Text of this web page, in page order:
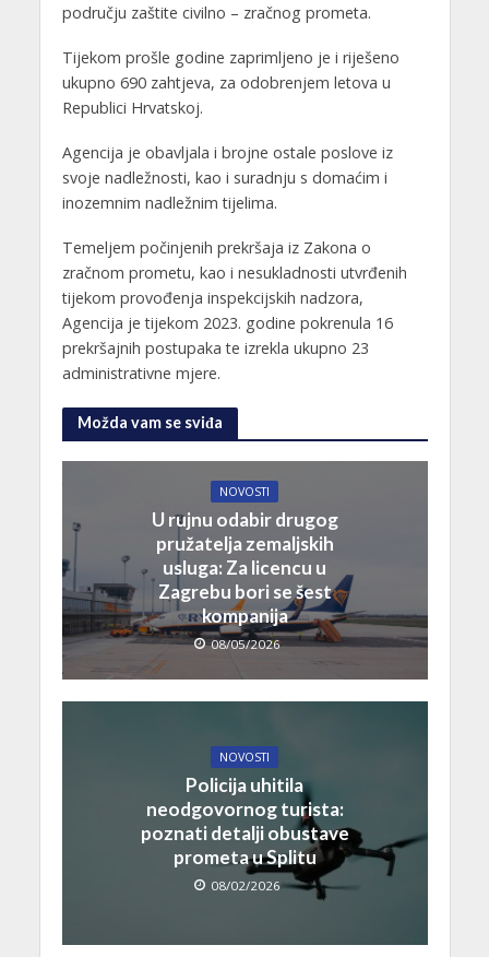
području zaštite civilno – zračnog prometa.
Tijekom prošle godine zaprimljeno je i riješeno
ukupno 690 zahtjeva, za odobrenjem letova u
Republici Hrvatskoj.
Agencija je obavljala i brojne ostale poslove iz
svoje nadležnosti, kao i suradnju s domaćim i
inozemnim nadležnim tijelima.
Temeljem počinjenih prekršaja iz Zakona o
zračnom prometu, kao i nesukladnosti utvrđenih
tijekom provođenja inspekcijskih nadzora,
Agencija je tijekom 2023. godine pokrenula 16
prekršajnih postupaka te izrekla ukupno 23
administrativne mjere.
Možda vam se sviđa
NOVOSTI
U rujnu odabir drugog
pružatelja zemaljskih
usluga: Za licencu u
Zagrebu bori se šest
kompanija
08/05/2026
NOVOSTI
Policija uhitila
neodgovornog turista:
poznati detalji obustave
prometa u Splitu
08/02/2026